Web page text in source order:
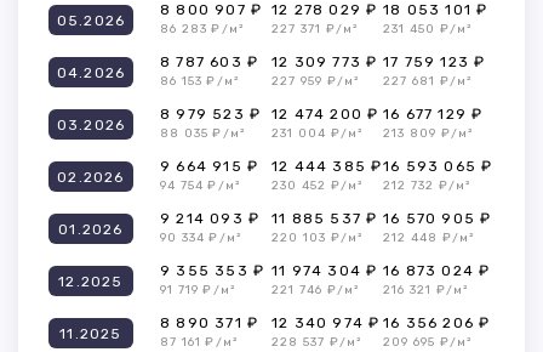
05.2026
8 800 907 ₽
86 283 ₽/м²
12 278 029 ₽
227 371 ₽/м²
18 053 101 ₽
231 450 ₽/м²
04.2026
8 787 603 ₽
86 153 ₽/м²
12 309 773 ₽
227 959 ₽/м²
17 759 123 ₽
227 681 ₽/м²
03.2026
8 979 523 ₽
88 035 ₽/м²
12 474 200 ₽
231 004 ₽/м²
16 677 129 ₽
213 809 ₽/м²
02.2026
9 664 915 ₽
94 754 ₽/м²
12 444 385 ₽
230 452 ₽/м²
16 593 065 ₽
212 732 ₽/м²
01.2026
9 214 093 ₽
90 334 ₽/м²
11 885 537 ₽
220 103 ₽/м²
16 570 905 ₽
212 448 ₽/м²
12.2025
9 355 353 ₽
91 719 ₽/м²
11 974 304 ₽
221 746 ₽/м²
16 873 024 ₽
216 321 ₽/м²
11.2025
8 890 371 ₽
87 161 ₽/м²
12 340 974 ₽
228 537 ₽/м²
16 356 206 ₽
209 695 ₽/м²